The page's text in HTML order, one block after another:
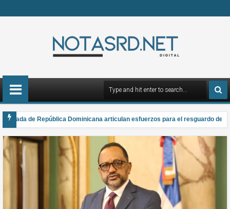
de República Dominicana articulan esfuerzos para el resguardo del
gana el Premio Anual Nacional de Poesía Salomé Ureña de Henríquez 2026